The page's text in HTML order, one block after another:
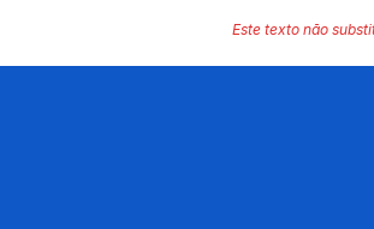
Este texto não